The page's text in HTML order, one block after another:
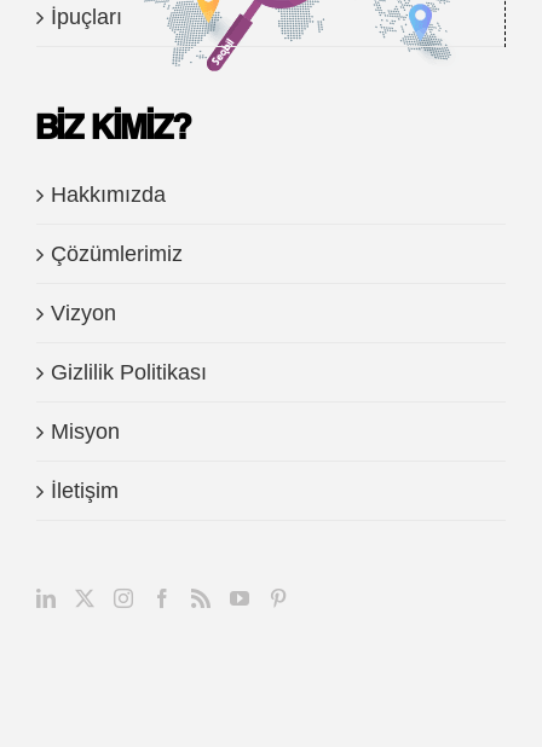
İpuçları
BIZ KIMIZ?
Hakkımızda
Çözümlerimiz
Vizyon
Gizlilik Politikası
Misyon
İletişim